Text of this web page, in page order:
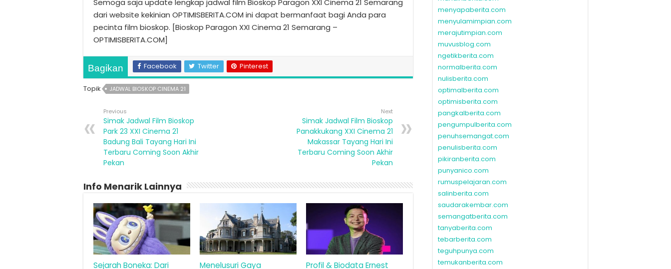
Semoga saja update lengkap jadwal film Bioskop Paragon XXI Cinema 21 Semarang
dari website kekinian OPTIMISBERITA.COM ini dapat bermanfaat bagi Anda para
pecinta film bioskop. [Bioskop Paragon XXI Cinema 21 Semarang –
OPTIMISBERITA.COM]
Bagikan Facebook Twitter Pinterest
Topik JADWAL BIOSKOP CINEMA 21
Previous
Simak Jadwal Film Bioskop
Park 23 XXI Cinema 21
Badung Bali Tayang Hari Ini
Terbaru Coming Soon Akhir
Pekan
Next
Simak Jadwal Film Bioskop
Panakkukang XXI Cinema 21
Makassar Tayang Hari Ini
Terbaru Coming Soon Akhir
Pekan
Info Menarik Lainnya
Sejarah Boneka: Dari
Menelusuri Gaya
Profil & Biodata Ernest
menyapaberita.com
menyulamimpian.com
merajutimpian.com
muvusblog.com
ngetikberita.com
normalberita.com
nulisberita.com
optimalberita.com
optimisberita.com
pangkalberita.com
pengumpulberita.com
penuhsemangat.com
penulisberita.com
pikiranberita.com
punyanico.com
rumuspelajaran.com
salinberita.com
saudarakembar.com
semangatberita.com
tanyaberita.com
tebarberita.com
teguhpunya.com
temukanberita.com